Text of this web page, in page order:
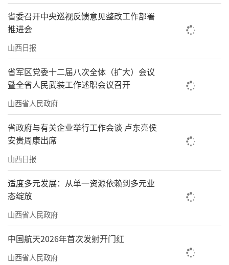
省委召开中央巡视反馈意见整改工作部署
推进会
山西日报
省军区党委十二届八次全体（扩大）会议
暨全省人民武装工作述职会议召开
山西省人民政府
省政府与有关企业举行工作会谈 卢东亮侯
安贵周康出席
山西日报
适度多元发展：从单一资源依赖到多元业
态绽放
山西省人民政府
中国航天2026年首次发射开门红
山西省人民政府